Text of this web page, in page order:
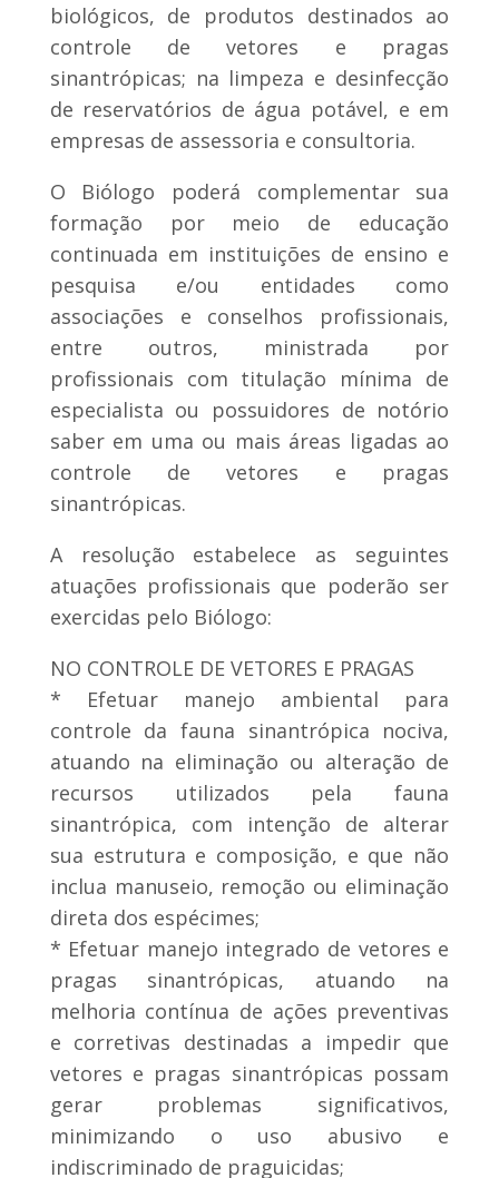
biológicos, de produtos destinados ao
controle de vetores e pragas
sinantrópicas; na limpeza e desinfecção
de reservatórios de água potável, e em
empresas de assessoria e consultoria.
O Biólogo poderá complementar sua
formação por meio de educação
continuada em instituições de ensino e
pesquisa e/ou entidades como
associações e conselhos profissionais,
entre outros, ministrada por
profissionais com titulação mínima de
especialista ou possuidores de notório
saber em uma ou mais áreas ligadas ao
controle de vetores e pragas
sinantrópicas.
A resolução estabelece as seguintes
atuações profissionais que poderão ser
exercidas pelo Biólogo:
NO CONTROLE DE VETORES E PRAGAS
* Efetuar manejo ambiental para
controle da fauna sinantrópica nociva,
atuando na eliminação ou alteração de
recursos utilizados pela fauna
sinantrópica, com intenção de alterar
sua estrutura e composição, e que não
inclua manuseio, remoção ou eliminação
direta dos espécimes;
* Efetuar manejo integrado de vetores e
pragas sinantrópicas, atuando na
melhoria contínua de ações preventivas
e corretivas destinadas a impedir que
vetores e pragas sinantrópicas possam
gerar problemas significativos,
minimizando o uso abusivo e
indiscriminado de praguicidas;